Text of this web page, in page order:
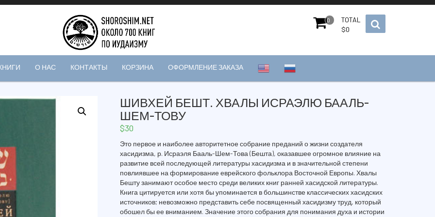
0
TOTAL
$0
О НАС КОНТАКТЫ КОРЗИНА ОФОРМЛЕНИЕ ЗАКАЗА
ШИВХЕЙ БЕШТ. ХВАЛЫ ИСРАЭЛЮ БААЛЬ-
ШЕМ-ТОВУ
$30
Это первое и наиболее авторитетное собрание преданий о жизни создателя
хасидизма, р. Исраэля Бааль-Шем-Това (Бешта), оказавшее огромное влияние на
развитие всей последующей литературы хасидизма и в значительной степени
повлиявшее на формирование еврейского фольклора Восточной Европы. Хвалы
Бешту занимают особое место среди великих книг ранней хасидской литературы.
Книга цитируется или хотя бы упоминается в большинстве классических хасидских
источников; невозможно представить себе посвященный хасидизму труд, который
обошел бы ее вниманием. Значение этого собрания для понимания духа и истории